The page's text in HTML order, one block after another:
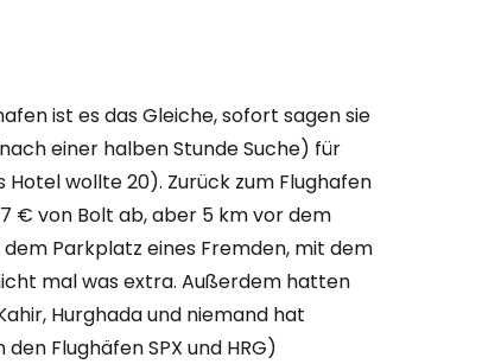
ist es das Gleiche, sofort sagen sie
einer halben Stunde Suche) für
wollte 20). Zurück zum Flughafen
€ von Bolt ab, aber 5 km vor dem
Parkplatz eines Fremden, mit dem
mal was extra. Außerdem hatten
Hurghada und niemand hat
Flughäfen SPX und HRG)